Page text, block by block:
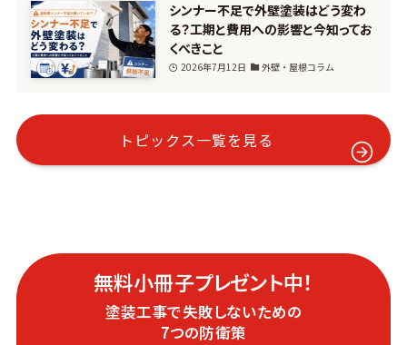
シンナー不足で外壁塗装はどう変わ
る？工期と費用への影響と今知ってお
くべきこと
2026年7月12日 外壁・屋根コラム
トピックス一覧を見る
無料小冊子プレゼント中！
塗装工事で失敗しないための
7つの防衛策